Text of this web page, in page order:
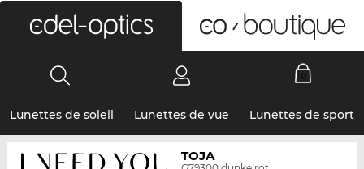
Lunettes de soleil Lunettes de vue Lunettes de sport
TOJA